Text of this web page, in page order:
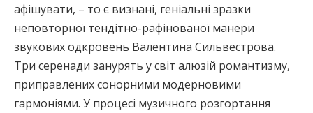
афішувати, – то є визнані, геніальні зразки
неповторної тендітно-рафінованої манери
звукових одкровень Валентина Сильвестрова.
Три серенади занурять у світ алюзій романтизму,
приправлених сонорними модерновими
гармоніями. У процесі музичного розгортання